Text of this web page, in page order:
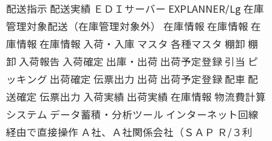
配送指示 配送実績 ＥＤＩサーバー EXPLANNER/Lg 在庫
管理対象配送（在庫管理対象外） 在庫情報 在庫情報 在
庫情報 在庫情報 入荷・入庫 マスタ 各種マスタ 棚卸 棚
卸 入荷報告 入荷確定 出庫・出荷 出荷予定登録 引当 ピ
ッキング 出荷確定 伝票出力 出荷 出荷予定登録 配車 配
送確定 伝票出力 入荷実績 出荷実績 在庫情報 物流費計算
システム データ蓄積・分析ツール インターネット回線
経由で直接操作 Ａ社、Ａ社関係会社（ＳＡＰ Ｒ/３利